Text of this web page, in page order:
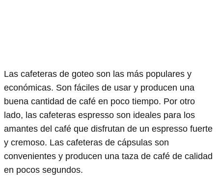
Las cafeteras de goteo son las más populares y
económicas. Son fáciles de usar y producen una
buena cantidad de café en poco tiempo. Por otro
lado, las cafeteras espresso son ideales para los
amantes del café que disfrutan de un espresso fuerte
y cremoso. Las cafeteras de cápsulas son
convenientes y producen una taza de café de calidad
en pocos segundos.